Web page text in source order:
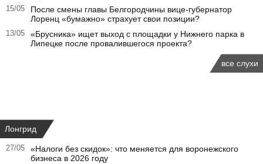
15/05
После смены главы Белгородчины вице-губернатор
Лоренц «бумажно» страхует свои позиции?
13/05
«Брусника» ищет выход с площадки у Нижнего парка в
Липецке после провалившегося проекта?
все слухи
Лонгрид
27/05
«Налоги без скидок»: что меняется для воронежского
бизнеса в 2026 году